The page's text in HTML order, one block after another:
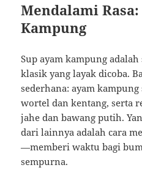
Mendalami
Kampung
Sup ayam kampung
klasik yang layak dicoba.
sederhana: ayam
wortel dan kentang, serta
jahe dan bawang putih.
dari lainnya adalah cara
—memberi waktu bagi
sempurna.